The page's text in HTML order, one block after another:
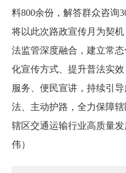
料800余份，解答群众咨询
将以此次路政宣传月为契
法监管深度融合，建立常
化宣传方式、提升普法实
服务、便民宣讲，持续引
法、主动护路，全力保障
辖区交通运输行业高质量
伟）